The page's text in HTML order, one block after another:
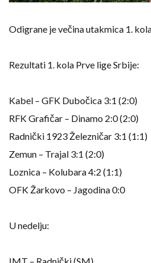
Odigrane je večina utakmica 1.
Rezultati 1. kola Prve lige Srbije:
Kabel – GFK Dubočica 3:1 (2:0)
RFK Grafičar – Dinamo 2:0 (2:0)
Radnički 1923 Železničar 3:1 (1:1)
Zemun – Trajal 3:1 (2:0)
Loznica – Kolubara 4:2 (1:1)
OFK Žarkovo – Jagodina 0:0
U nedelju: